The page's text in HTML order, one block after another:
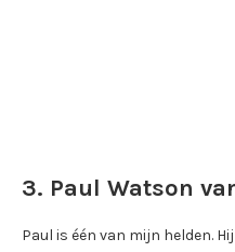
3. Paul Watson
Paul is één van mijn helden.